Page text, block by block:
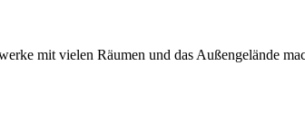
mit vielen Räumen und das Außengelände